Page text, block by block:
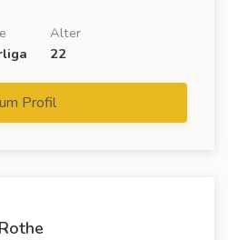
Alter
22
Profil